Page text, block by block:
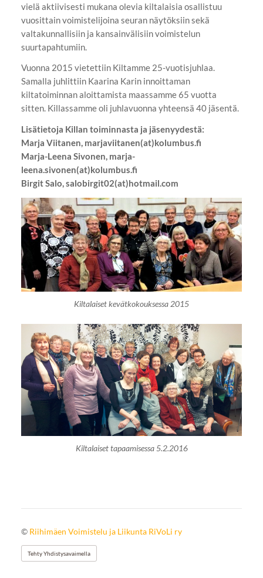
vielä aktiivisesti mukana olevia kiltalaisia osallistuu
vuosittain voimistelijoina seuran näytöksiin sekä
valtakunnallisiin ja kansainvälisiin voimistelun
suurtapahtumiin.
Vuonna 2015 vietettiin Kiltamme 25-vuotisjuhlaa.
Samalla juhlittiin Kaarina Karin innoittaman
kiltatoiminnan aloittamista maassamme 65 vuotta
sitten. Killassamme oli juhlavuonna yhteensä 40 jäsentä.
Lisätietoja Killan toiminnasta ja jäsenyydestä:
Marja Viitanen, marjaviitanen(at)kolumbus.fi
Marja-Leena Sivonen, marja-
leena.sivonen(at)kolumbus.fi
Birgit Salo, salobirgit02(at)hotmail.com
Kiltalaiset kevätkokouksessa 2015
Kiltalaiset tapaamisessa 5.2.2016
© Riihimäen Voimistelu ja Liikunta RiVoLi ry
Tehty Yhdistysavaimella